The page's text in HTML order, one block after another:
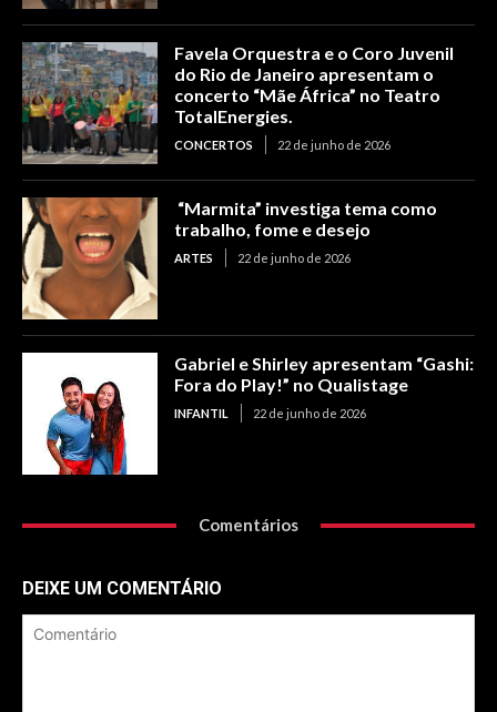
Favela Orquestra e o Coro Juvenil
do Rio de Janeiro apresentam o
concerto “Mãe África” no Teatro
TotalEnergies.
CONCERTOS 22 de junho de 2026
“Marmita” investiga tema como
trabalho, fome e desejo
ARTES 22 de junho de 2026
Gabriel e Shirley apresentam “Gashi:
Fora do Play!” no Qualistage
INFANTIL 22 de junho de 2026
Comentários
DEIXE UM COMENTÁRIO